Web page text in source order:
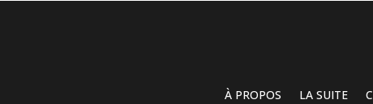
À PROPOS LA SUITE